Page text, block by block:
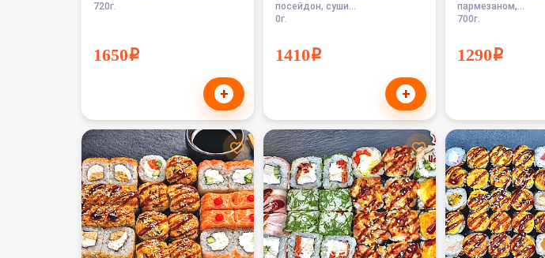
720г.
1650i
+
посейдон, суши...
0г.
1410i
+
пармезаном,...
700г.
1290i